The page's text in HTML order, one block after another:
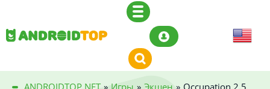
ANDROIDTOP.NET » Игры » Экшен » Occupation 2.5